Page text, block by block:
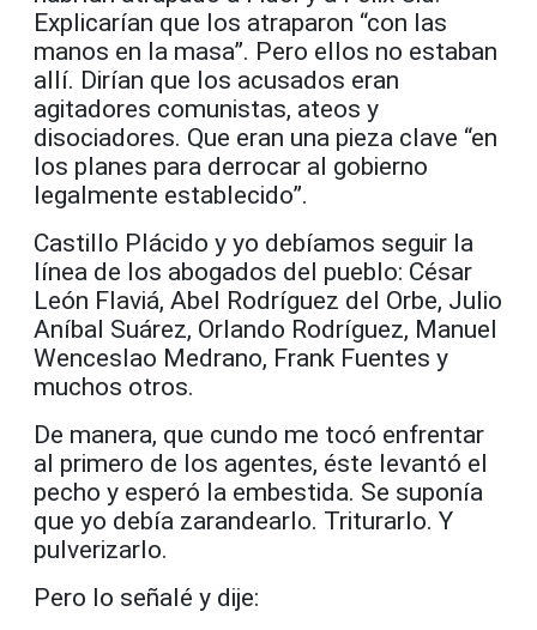
Explicarían que los atraparon “con las
manos en la masa”. Pero ellos no estaban
allí. Dirían que los acusados eran
agitadores comunistas, ateos y
disociadores. Que eran una pieza clave “en
los planes para derrocar al gobierno
legalmente establecido”.
Castillo Plácido y yo debíamos seguir la
línea de los abogados del pueblo: César
León Flaviá, Abel Rodríguez del Orbe, Julio
Aníbal Suárez, Orlando Rodríguez, Manuel
Wenceslao Medrano, Frank Fuentes y
muchos otros.
De manera, que cundo me tocó enfrentar
al primero de los agentes, éste levantó el
pecho y esperó la embestida. Se suponía
que yo debía zarandearlo. Triturarlo. Y
pulverizarlo.
Pero lo señalé y dije: